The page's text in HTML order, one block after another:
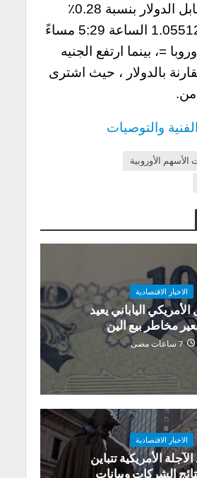
ارتفع اليورو مقابل الدولار بنسبة 0.28٪
ليتداول بسعر 1.05512 الساعة 5:29 مساءً
=، بينما ارتفع الجنيه
0.23٪ مقارنة بالدولار ، حيث اشترى
والتوصيات
الأسهم الأوروبية
الاخبار الاقتصادية
الياباني يعيد
مخاطر بيع الين
7 ساعات مضى
الاخبار الاقتصادية
الأمريكية تتباين
الشركات وبيانات